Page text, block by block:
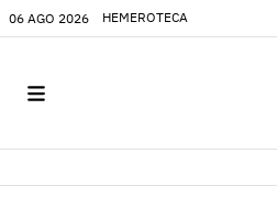
06 AGO 2026 HEMEROTECA